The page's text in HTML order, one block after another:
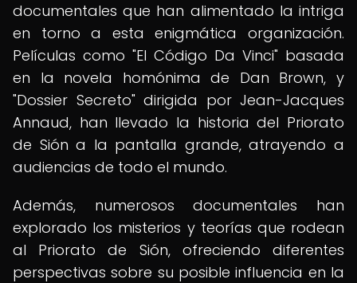
documentales que han alimentado la intriga
en torno a esta enigmática organización.
Películas como "El Código Da Vinci" basada
en la novela homónima de Dan Brown, y
"Dossier Secreto" dirigida por Jean-Jacques
Annaud, han llevado la historia del Priorato
de Sión a la pantalla grande, atrayendo a
audiencias de todo el mundo.
Además, numerosos documentales han
explorado los misterios y teorías que rodean
al Priorato de Sión, ofreciendo diferentes
perspectivas sobre su posible influencia en la